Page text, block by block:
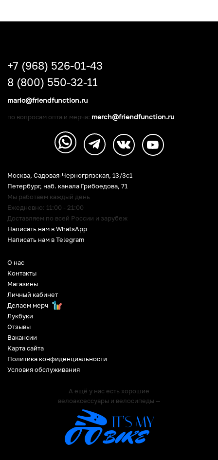
О нас
Контакты
Магазины
Личный кабинет
Делаем мерч
Лукбуки
Отзывы
Вакансии
Карта сайта
Политика конфиденциальности
Условия обслуживания
А ещё у нас есть хорошие
велоаксессуары и велосипеды —
Москва, Садовая-Черногрязская, 13/3c1
Петербург, наб. канала Грибоедова, 71
Мы работаем каждый день
Ежедневно: 11:00 - 21:00
Доставляем по всей России и зарубеж
Написать нам в WhatsApp
Написать нам в Telegram
+7 (968) 526-01-43
8 (800) 550-32-11
mario@friendfunction.ru
по вопросам опта и мерча: merch@friendfunction.ru